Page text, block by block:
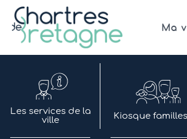
Aller
contenu
Bienvenue sur le site de la ville
Ville Zéro phyto / 4 fleurs
Ma
Les services de la
ville
Kiosque familles